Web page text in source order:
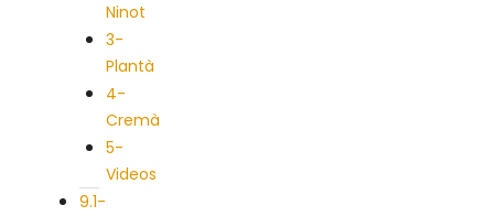
Ninot
3-
Plantà
4-
Cremà
5-
Videos
9.1-